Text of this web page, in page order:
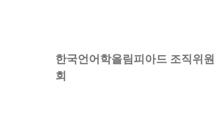
한국언어학올림피아드 조직위원
회